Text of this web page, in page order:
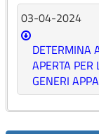
03-04-2024
DETERMINA
APERTA PER
GENERI